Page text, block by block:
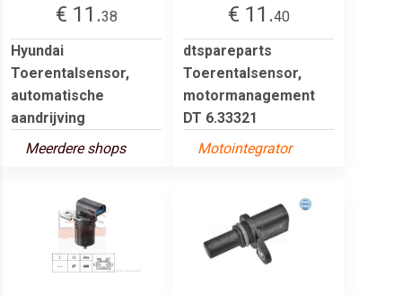
€ 11.38
Hyundai
Toerentalsensor,
automatische
aandrijving
Meerdere shops
€ 11.40
dtspareparts
Toerentalsensor,
motormanagement
DT 6.33321
Motointegrator